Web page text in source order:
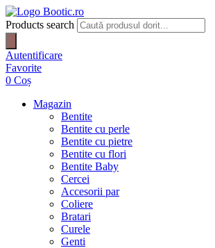
Products search
Autentificare
Favorite
0 Coș
Magazin
Bentite
Bentite cu perle
Bentite cu pietre
Bentite cu flori
Bentite Baby
Cercei
Accesorii par
Coliere
Bratari
Curele
Genti